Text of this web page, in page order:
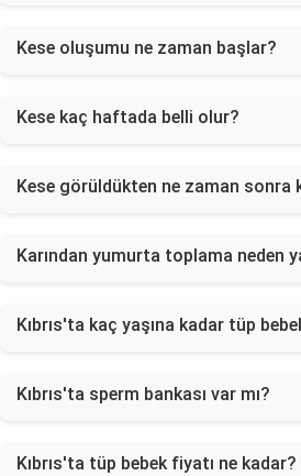
Kese oluşumu ne zaman başlar?
Kese kaç haftada belli olur?
Kese görüldükten ne zaman sonra
Karından yumurta toplama neden
Kıbrıs'ta kaç yaşına kadar tüp
Kıbrıs'ta sperm bankası var mı?
Kıbrıs'ta tüp bebek fiyatı ne kadar?